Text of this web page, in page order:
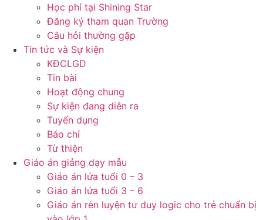
Học phí tại Shining Star
Đăng ký tham quan Trường
Câu hỏi thường gặp
Tin tức và Sự kiện
KĐCLGD
Tin bài
Hoạt động chung
Sự kiện đang diễn ra
Tuyển dụng
Báo chí
Từ thiện
Giáo án giảng dạy mẫu
Giáo án lứa tuổi 0 – 3
Giáo án lứa tuổi 3 – 6
Giáo án rèn luyện tư duy logic cho trẻ chuẩn bị